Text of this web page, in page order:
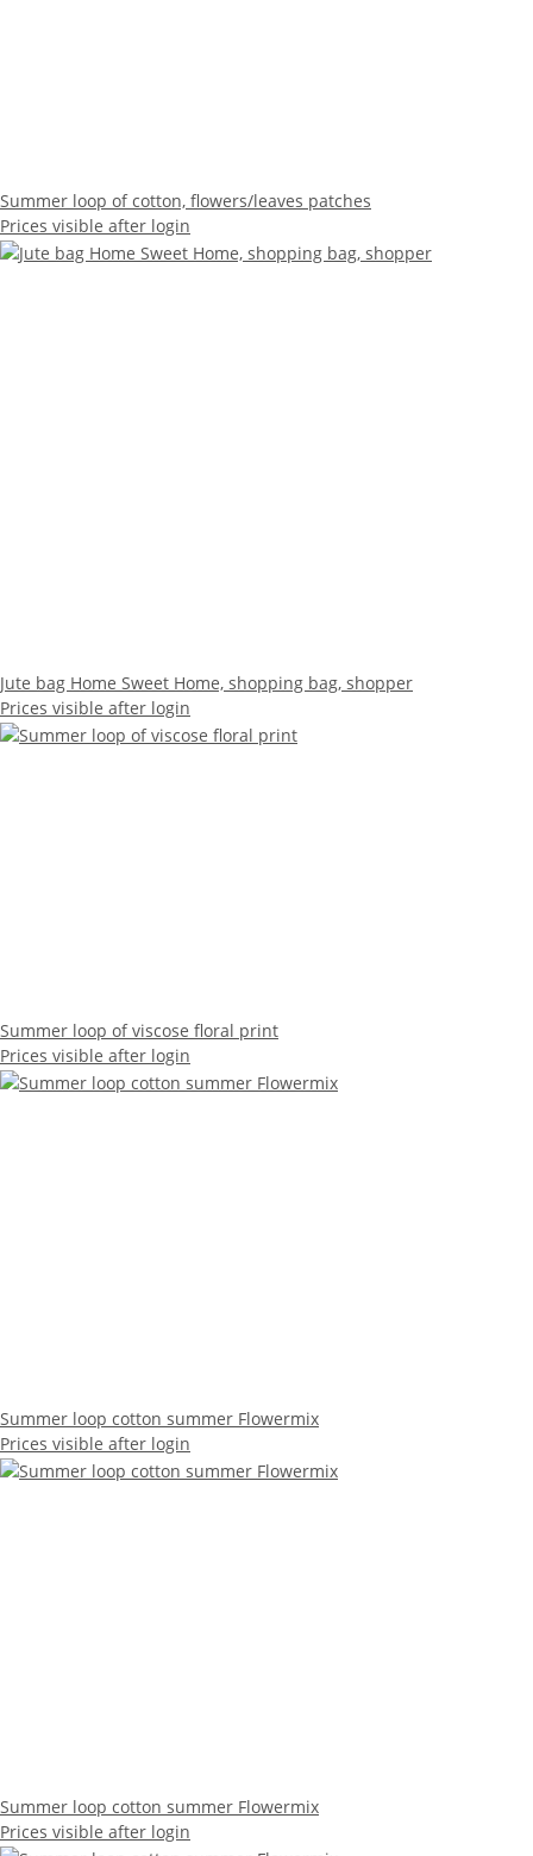
Summer loop of cotton, flowers/leaves patches
Prices visible after login
Jute bag Home Sweet Home, shopping bag, shopper
Prices visible after login
Summer loop of viscose floral print
Prices visible after login
Summer loop cotton summer Flowermix
Prices visible after login
Summer loop cotton summer Flowermix
Prices visible after login